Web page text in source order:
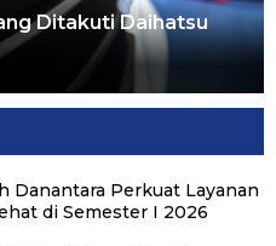
Ditakuti Daihatsu
Danantara Perkuat Layanan
di Semester I 2026